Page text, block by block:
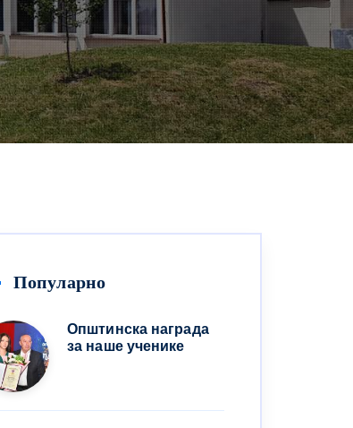
Популарно
Општинска награда
за наше ученике